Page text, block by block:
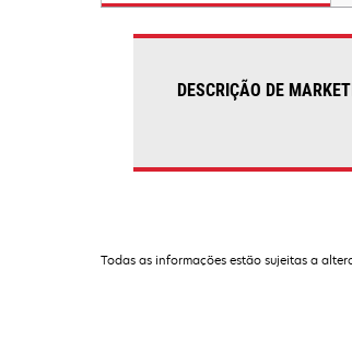
DESCRIÇÃO DE
Todas as informações estão sujeitas a